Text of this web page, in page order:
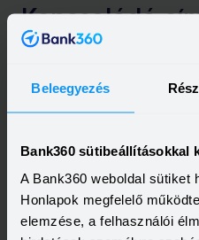
Beleegyezés
Bank360 sütibeállításokkal
A Bank360 weboldal sütiket
Honlapok megfelelő
elemzése, a felhasználói
Kapcsolódó